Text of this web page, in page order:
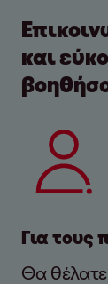
και
Για τους
Θα